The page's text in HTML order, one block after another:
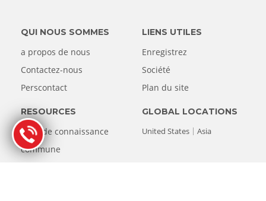
QUI NOUS SOMMES
a propos de nous
Contactez-nous
Perscontact
LIENS UTILES
Enregistrez
Société
Plan du site
RESOURCES
Base de connaissance
commune
GLOBAL LOCATIONS
United States
Asia